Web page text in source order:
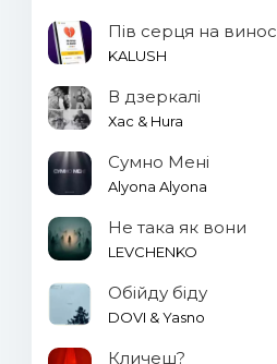
Пів серця на винос
KALUSH
В дзеркалі
Хас & Hura
Сумно Мені
Alyona Alyona
Не така як вони
LEVCHENKO
Обійду біду
DOVI & Yasno
Кличеш?